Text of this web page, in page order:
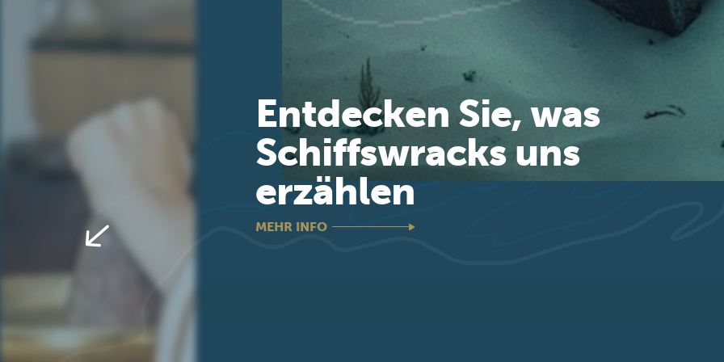
Previous
Entdecken Sie, was
Schiffswracks uns
erzählen
MEHR INFO